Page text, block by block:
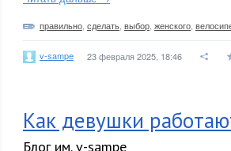
правильно сделать выбор женского
v-sampe 23 февраля 2025, 18:46
Как девушки
Блог им. v-sampe